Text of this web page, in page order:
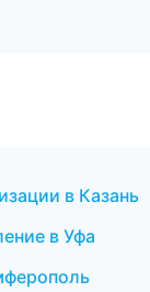
в Казань
в Уфа